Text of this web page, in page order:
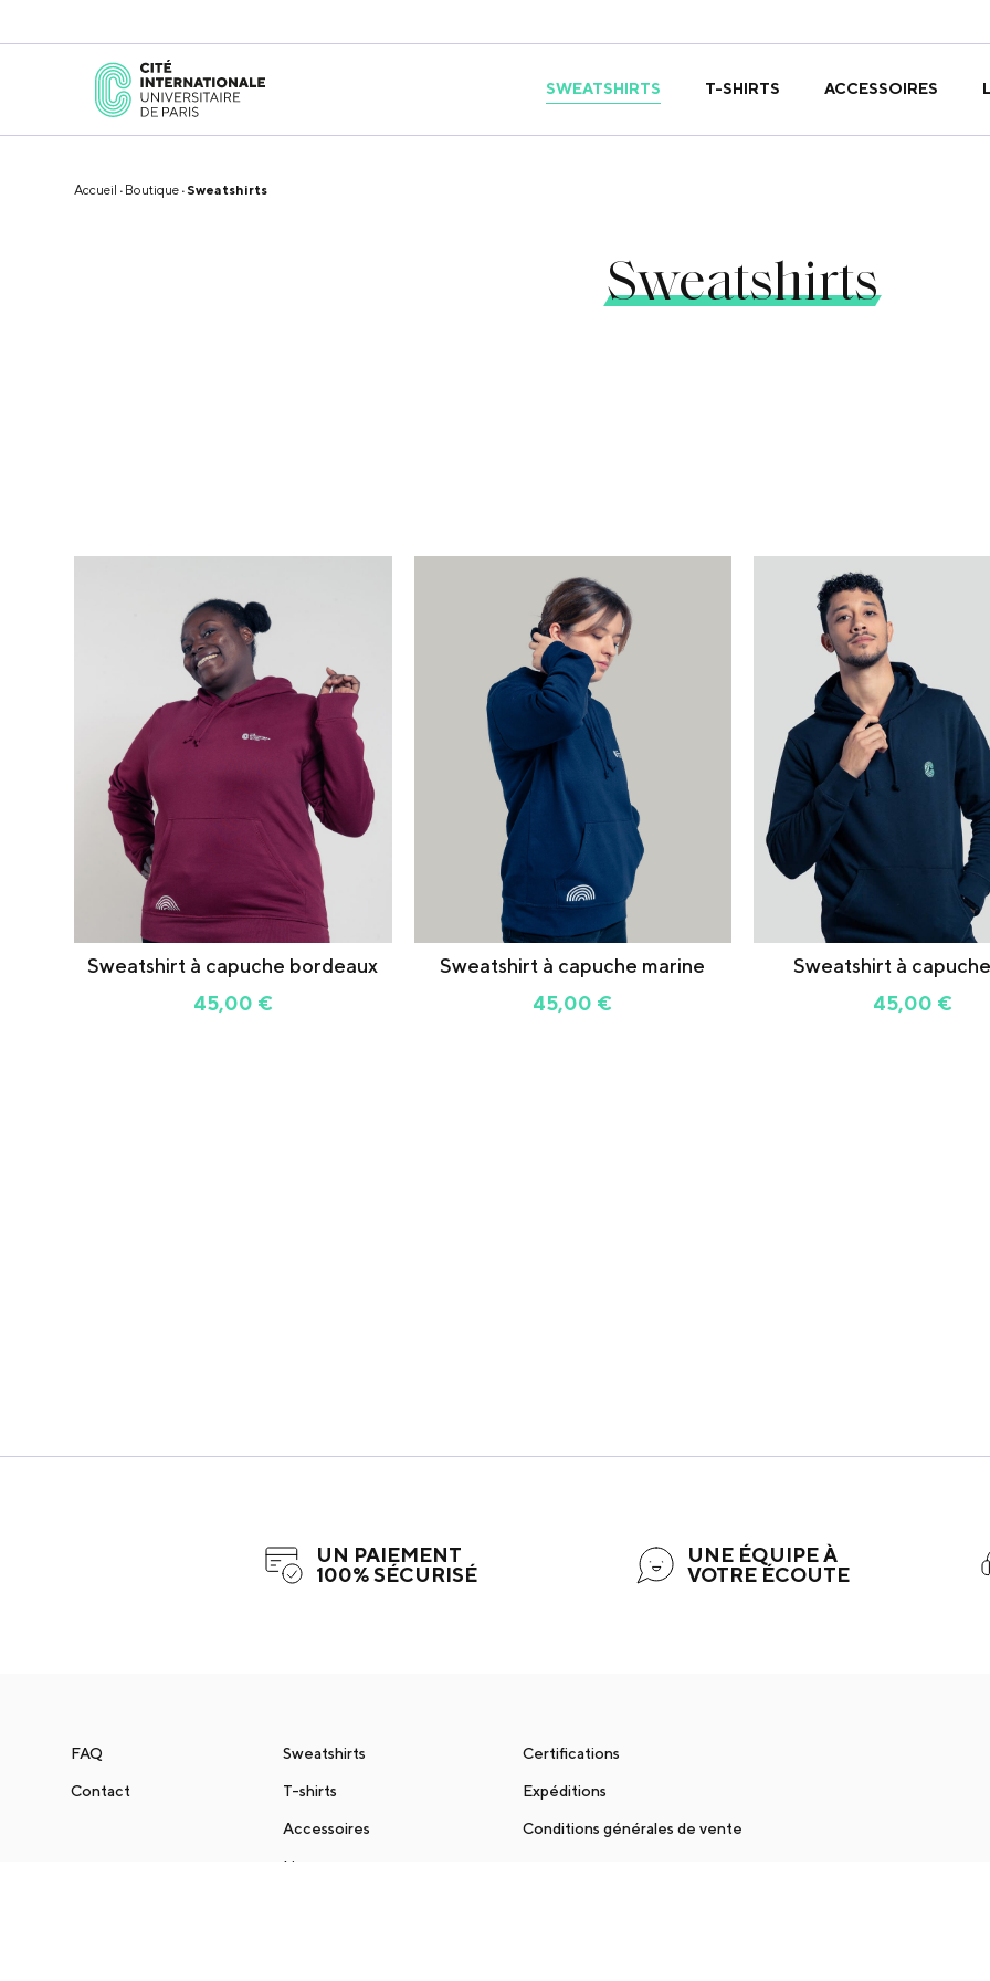
SWEATSHIRTS T-SHIRTS ACCESSOIRES
Accueil · Boutique · Sweatshirts
Sweatshirts
Sweatshirt à capuche bordeaux
45,00 €
Sweatshirt à capuche marine
45,00 €
Sweatshirt à
45,00 €
UN PAIEMENT
100% SÉCURISÉ
UNE ÉQUIPE À
VOTRE ÉCOUTE
FAQ
Contact
Sweatshirts
T-shirts
Accessoires
Livres
Certifications
Expéditions
Conditions générales de vente